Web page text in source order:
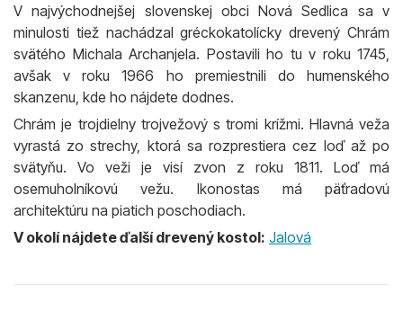
V najvýchodnejšej slovenskej obci Nová Sedlica sa v
minulosti tiež nachádzal gréckokatolícky drevený Chrám
svätého Michala Archanjela. Postavili ho tu v roku 1745,
avšak v roku 1966 ho premiestnili do humenského
skanzenu, kde ho nájdete dodnes.
Chrám je trojdielny trojvežový s tromi krížmi. Hlavná veža
vyrastá zo strechy, ktorá sa rozprestiera cez loď až po
svätyňu. Vo veži je visí zvon z roku 1811. Loď má
osemuholníkovú vežu. Ikonostas má päťradovú
architektúru na piatich poschodiach.
V okolí nájdete ďalší drevený kostol: Jalová